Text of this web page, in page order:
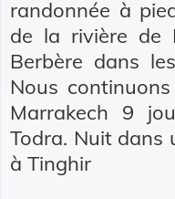
randonnée à
de la rivière de
Berbère dans
Nous
Marrakech 9
Todra. Nuit dans
à Tinghir